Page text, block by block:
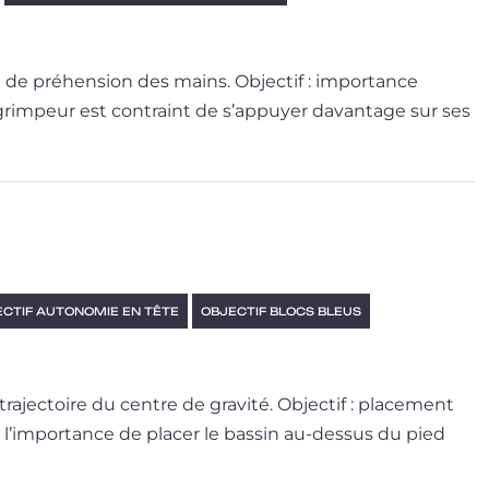
pré­hen­sion des mains. Objectif : importance
est contraint de s’ap­puyer davan­tage sur ses
AUTONOMIE EN TÊTE OBJECTIF BLOCS BLEUS
du centre de gravité. Objectif : placement
de pla­cer le bas­sin au-dessus du pied